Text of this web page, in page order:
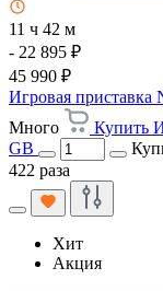
11 ч 42 м
- 22 895 ₽
45 990 ₽
Игровая приставка
Много
Купить
GB
422 раза
Хит
Акция